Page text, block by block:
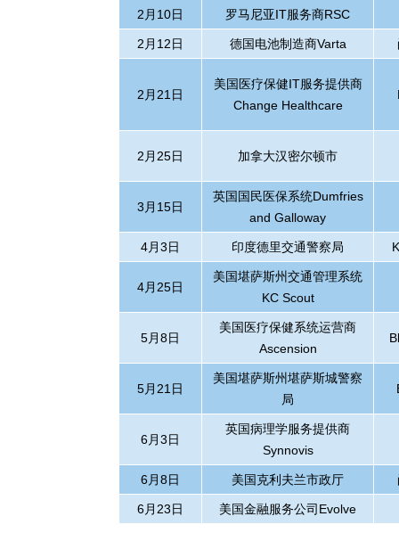
2 月 10日 罗马尼亚IT服务商RSC
2 月 12日 德国电池制造商Varta
2 月 21 日
美国医疗保健IT服务提供商
Change Healthcare
2 月 25日 加拿大汉密尔顿市
3 月 15日
英国国民医保系统Dumfries
and Galloway
4月3日 印度德里交通警察局
4月 25日
美国堪萨斯州交通管理系统
KC Scout
5月8日
美国医疗保健系统运营商
Ascension
5月 21 日
美国堪萨斯州堪萨斯城警察
局
6月3日
英国病理学服务提供商
Synnovis
6月8日 美国克利夫兰市政厅
6月 23日 美国金融服务公司 Evolve